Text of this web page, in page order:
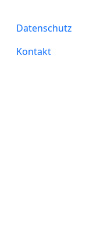
legals
Datenschutz
Kontakt